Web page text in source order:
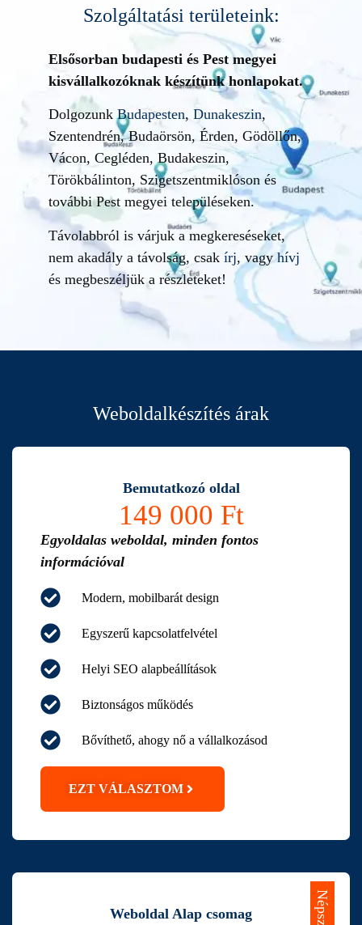
Szolgáltatási területeink:
Elsősorban budapesti és Pest megyei
kisvállalkozóknak készítünk honlapokat.
DolgozunkBudapesten, Dunakeszin,
Szentendrén, Budaörsön, Érden, Gödöllőn,
Vácon, Cegléden, Budakeszin,
Törökbálinton, Szigetszentmiklóson és
további Pest megyei településeken.
Távolabbról is várjuk a megkereséseket,
nem akadály a távolság, csak írj, vagyhívj
és megbeszéljük a részleteket!
Weboldalkészítés árak
Bemutatkozó oldal
149 000 Ft
Egyoldalas weboldal, minden fontos
információval
Modern, mobilbarát design
Egyszerű kapcsolatfelvétel
Helyi SEO alapbeállítások
Biztonságos működés
Bővíthető, ahogy nő a vállalkozásod
EZT VÁLASZTOM
Weboldal Alap csomag